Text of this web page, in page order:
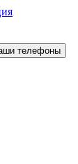
телефоны